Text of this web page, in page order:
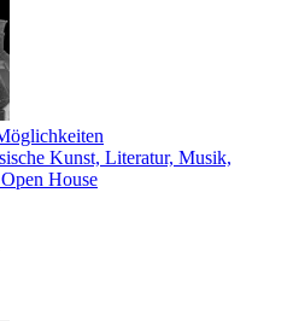
Kunst, Literatur, Musik,
House